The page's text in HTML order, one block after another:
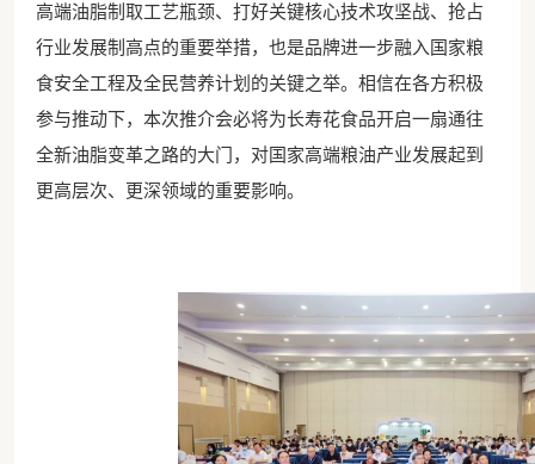
高端油脂制取工艺瓶颈、打好关键核心技术攻坚战、抢占
行业发展制高点的重要举措，也是品牌进一步融入国家粮
食安全工程及全民营养计划的关键之举。相信在各方积极
参与推动下，本次推介会必将为长寿花食品开启一扇通往
全新油脂变革之路的大门，对国家高端粮油产业发展起到
更高层次、更深领域的重要影响。